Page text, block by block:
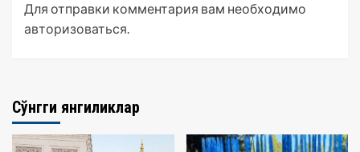
Для отправки комментария вам необходимо
авторизоваться.
Сўнгги янгиликлар